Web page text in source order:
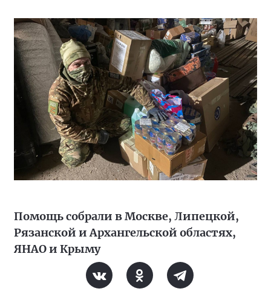
Помощь собрали в Москве, Липецкой,
Рязанской и Архангельской областях,
ЯНАО и Крыму